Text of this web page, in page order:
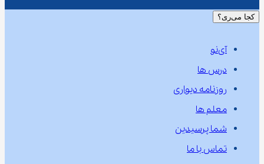
کجا می‌ری؟
آی‌نو
درس ها
روزنامه دیواری
معلم ها
شما پرسیدین
تماس با ما